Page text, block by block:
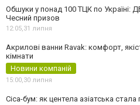
Обшуки у понад 100 ТЦК по Україні:
Чесний призов
12:05,31 липня
Акрилові ванни Ravak: комфорт,
кімнати
Новини компаній
15:00,30 липня
Cica-бум: як центела азіатська